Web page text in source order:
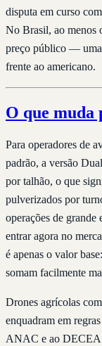
disputa em curso
No Brasil, ao menos
preço público — uma
frente ao americano.
O que
Para operadores de
padrão, a versão
por talhão, o que
pulverizados por
operações de grande
entrar agora no
é apenas o valor
somam facilmente
Drones agrícolas
enquadram em
ANAC e ao